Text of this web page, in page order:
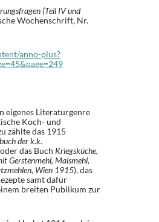
(Teil IV und
Wochenschrift, Nr.
anno-plus?
eigenes Literaturgenre
Koch- und
zählte das 1915
der k.k.
das Buch Kriegsküche,
Gerstenmehl, Maismehl,
Wien 1915), das
samt dafür
breiten Publikum zur